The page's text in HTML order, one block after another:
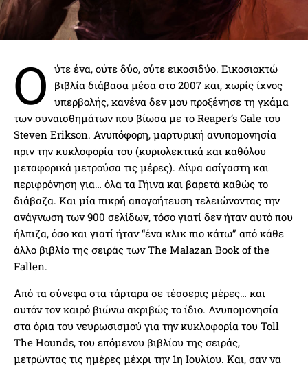
Ο ύτε ένα, ούτε δύο, ούτε εικοσιδύο. Εικοσιοκτώ
βιβλία διάβασα μέσα στο 2007 και, χωρίς ίχνος
υπερβολής, κανένα δεν μου προξένησε τη γκάμα
των συναισθημάτων που βίωσα με το Reaper’s Gale του
Steven Erikson. Ανυπόφορη, μαρτυρική ανυπομονησία
πριν την κυκλοφορία του (κυριολεκτικά και καθόλου
μεταφορικά μετρούσα τις μέρες). Δίψα ασίγαστη και
περιφρόνηση για… όλα τα Γήινα και βαρετά καθώς το
διάβαζα. Και μία πικρή απογοήτευση τελειώνοντας την
ανάγνωση των 900 σελίδων, τόσο γιατί δεν ήταν αυτό που
ήλπιζα, όσο και γιατί ήταν “ένα κλικ πιο κάτω” από κάθε
άλλο βιβλίο της σειράς των The Malazan Book of the
Fallen.
Από τα σύνεφα στα τάρταρα σε τέσσερις μέρες… και
αυτόν τον καιρό βιώνω ακριβώς το ίδιο. Ανυπομονησία
στα όρια του νευρωσισμού για την κυκλοφορία του Toll
The Hounds, του επόμενου βιβλίου της σειράς,
μετρώντας τις ημέρες μέχρι την 1η Ιουλίου. Και, σαν να